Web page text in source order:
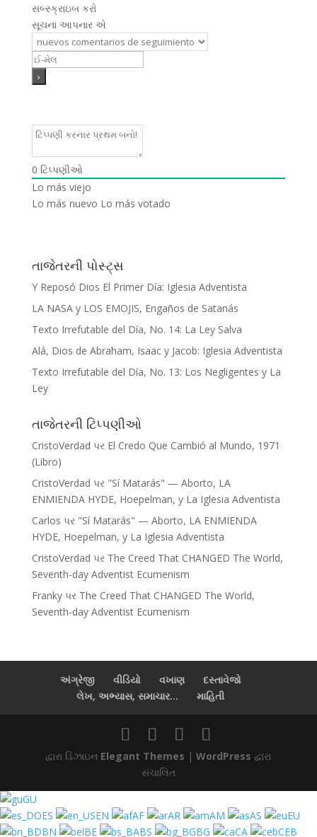
સબ્સ્ક્રાઇબ કરો
સૂચના આપનાર એ
0 ટિપ્પણીઓ
Lo más viejo
Lo más nuevo Lo más votado
તાજેતરની પોસ્ટ્સ
Y Reposó Dios El Primer Día: Iglesia Adventista
LA NASA y LOS EMOJIS, Engaños de Satanás
Texto Irrefutable del Día, No. 14: La Ley Salva
Alá, Dios de Abraham, Isaac y Jacob: Iglesia Adventista
Texto Irrefutable del Día, No. 13: Los Negligentes y La
Ley
તાજેતરની ટિપ્પણીઓ
CristoVerdad પર El Credo Que Cambió al Mundo, 1971
(Libro)
CristoVerdad પર "Sí Matarás" — Aborto, LA
ENMIENDA HYDE, Hoepelman, y La Iglesia Adventista
Carlos પર "Sí Matarás" — Aborto, LA ENMIENDA
HYDE, Hoepelman, y La Iglesia Adventista
CristoVerdad પર The Creed That CHANGED The World,
Seventh-day Adventist Ecumenism
Frankyપર The Creed That CHANGED The World,
Seventh-day Adventist Ecumenism
અંગ્રેજી વીડિયો વખાણ
દસ્તાવેજો
લેખ, અભ્યાસ, સમાચાર...
માહિતી
દ્વારા ડિઝાઇન Elegant Themes |WordPress દ્વારા
સંચાલિત
GU
ES
EN AF AR AM AS
EU
BN
BE BS BG CA CEB